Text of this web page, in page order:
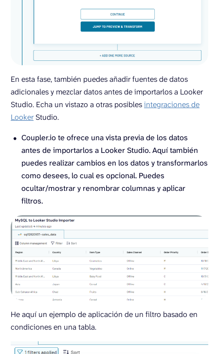
En esta fase, también puedes añadir fuentes de datos
adicionales y mezclar datos antes de importarlos a Looker
Studio. Echa un vistazo a otras posiblesintegraciones de
LookerStudio.
Coupler.io te ofrece una vista previa de los datos
antes de importarlos a Looker Studio. Aquí también
puedes realizar cambios en los datos y transformarlos
como desees, lo cual es opcional. Puedes
ocultar/mostrar y renombrar columnas y aplicar
filtros.
He aquí un ejemplo de aplicación de un filtro basado en
condiciones en una tabla.